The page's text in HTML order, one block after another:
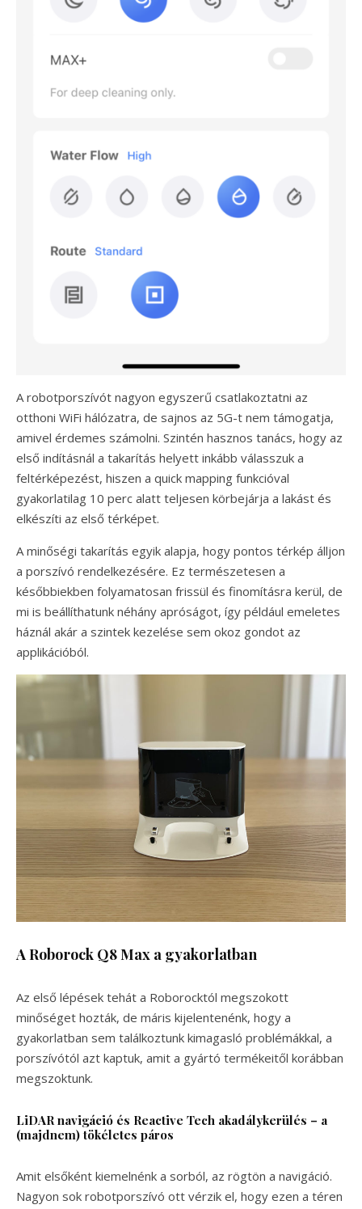
A robotporszívót nagyon egyszerű csatlakoztatni az
otthoni WiFi hálózatra, de sajnos az 5G-t nem támogatja,
amivel érdemes számolni. Szintén hasznos tanács, hogy az
első indításnál a takarítás helyett inkább válasszuk a
feltérképezést, hiszen a quick mapping funkcióval
gyakorlatilag 10 perc alatt teljesen körbejárja a lakást és
elkészíti az első térképet.
A minőségi takarítás egyik alapja, hogy pontos térkép álljon
a porszívó rendelkezésére. Ez természetesen a
későbbiekben folyamatosan frissül és finomításra kerül, de
mi is beállíthatunk néhány apróságot, így például emeletes
háznál akár a szintek kezelése sem okoz gondot az
applikációból.
A Roborock Q8 Max a gyakorlatban
Az első lépések tehát a Roborocktól megszokott
minőséget hozták, de máris kijelentenénk, hogy a
gyakorlatban sem találkoztunk kimagasló problémákkal, a
porszívótól azt kaptuk, amit a gyártó termékeitől korábban
megszoktunk.
LiDAR navigáció és Reactive Tech akadálykerülés – a
(majdnem) tökéletes páros
Amit elsőként kiemelnénk a sorból, az rögtön a navigáció.
Nagyon sok robotporszívó ott vérzik el, hogy ezen a téren